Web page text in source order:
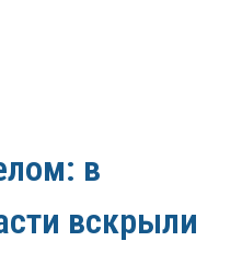
в
вскрыли